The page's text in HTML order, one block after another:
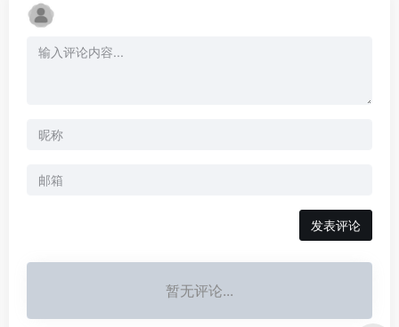
发表评论
暂无评论...